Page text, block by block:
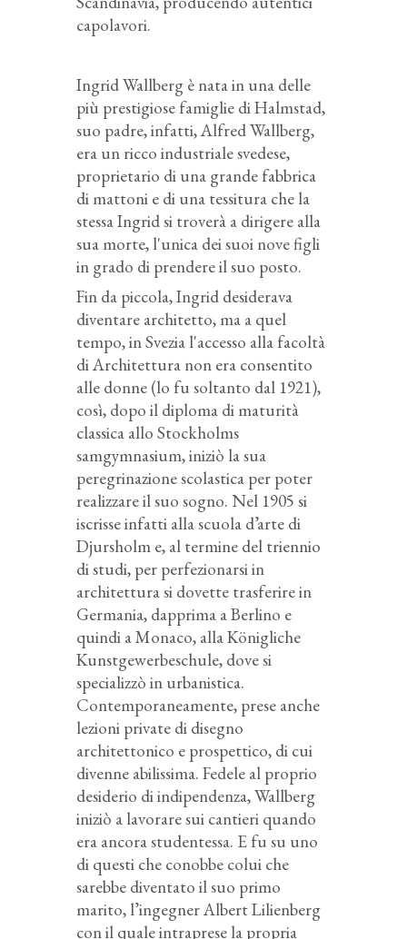
capolavori.
Ingrid Wallberg è nata in una delle
più prestigiose famiglie di Halmstad,
suo padre, infatti, Alfred Wallberg,
era un ricco industriale svedese,
proprietario di una grande fabbrica
di mattoni e di una tessitura che la
stessa Ingrid si troverà a dirigere alla
sua morte, l'unica dei suoi nove figli
in grado di prendere il suo posto.
Fin da piccola, Ingrid desiderava
diventare architetto, ma a quel
tempo, in Svezia l'accesso alla facoltà
di Architettura non era consentito
alle donne (lo fu soltanto dal 1921),
così, dopo il diploma di maturità
classica allo Stockholms
samgymnasium, iniziò la sua
peregrinazione scolastica per poter
realizzare il suo sogno. Nel 1905 si
iscrisse infatti alla scuola d’arte di
Djursholm e, al termine del triennio
di studi, per perfezionarsi in
architettura si dovette trasferire in
Germania, dapprima a Berlino e
quindi a Monaco, alla Königliche
Kunstgewerbeschule, dove si
specializzò in urbanistica.
Contemporaneamente, prese anche
lezioni private di disegno
architettonico e prospettico, di cui
divenne abilissima. Fedele al proprio
desiderio di indipendenza, Wallberg
iniziò a lavorare sui cantieri quando
era ancora studentessa. E fu su uno
di questi che conobbe colui che
sarebbe diventato il suo primo
marito, l’ingegner Albert Lilienberg
con il quale intraprese la propria